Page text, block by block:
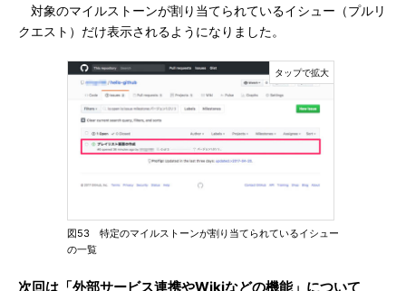
対象のマイルストーンが割り当てられているイシュー（プルリ
クエスト）だけ表示されるようになりました。
図53 特定のマイルストーンが割り当てられているイシュー
の一覧
次回は「外部サービス連携やWikiなどの機能」について